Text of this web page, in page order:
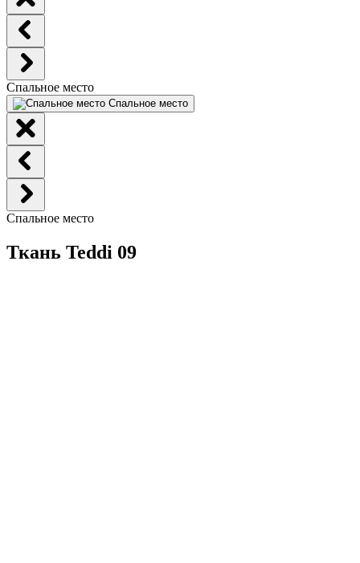
Спальное место
Спальное место
Спальное место
Ткань Teddi 09